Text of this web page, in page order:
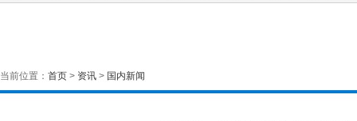
当前位置： 首页 > 资讯 > 国内新闻